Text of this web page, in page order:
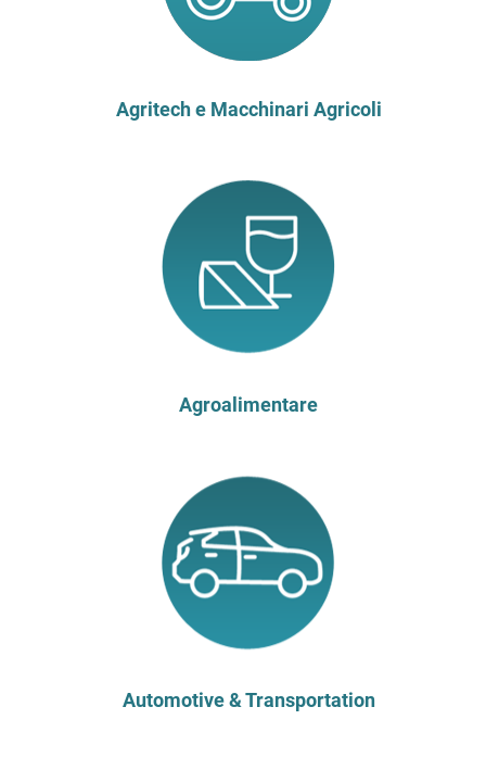
Agritech e Macchinari Agricoli
Agroalimentare
Automotive & Transportation